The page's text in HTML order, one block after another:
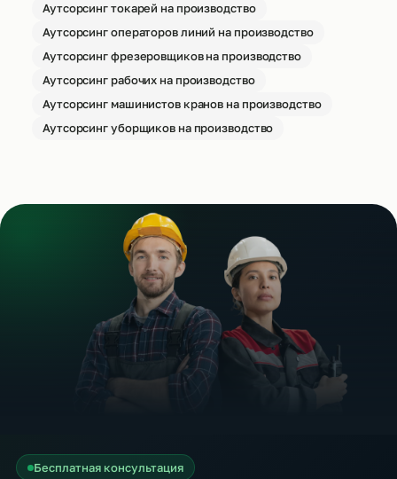
Аутсорсинг токарей на производство
Аутсорсинг операторов линий на производство
Аутсорсинг фрезеровщиков на производство
Аутсорсинг рабочих на производство
Аутсорсинг машинистов кранов на производство
Аутсорсинг уборщиков на производство
Бесплатная консультация